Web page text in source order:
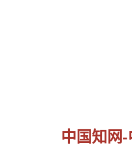
中国知网